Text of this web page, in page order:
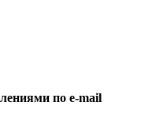
по e-mail